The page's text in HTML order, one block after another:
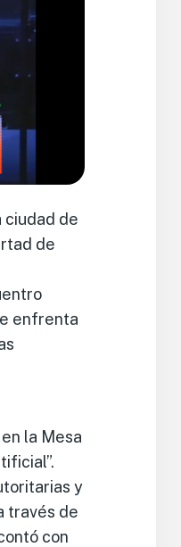
ciudad de
de
enfrenta
la Mesa
y
través de
con